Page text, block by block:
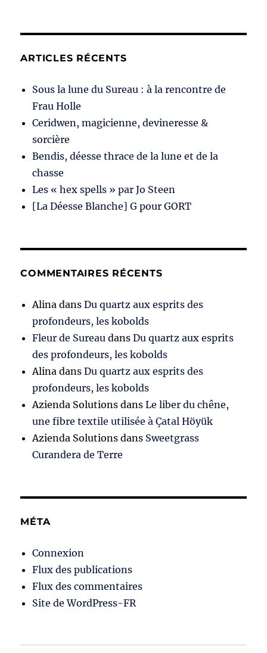
ARTICLES RÉCENTS
Sous la lune du Sureau : à la rencontre de
Frau Holle
Ceridwen, magicienne, devineresse &
sorcière
Bendis, déesse thrace de la lune et de la
chasse
Les « hex spells » par Jo Steen
[La Déesse Blanche] G pour GORT
COMMENTAIRES RÉCENTS
Alina dansDu quartz aux esprits des
profondeurs, les kobolds
Fleur de Sureau dansDu quartz aux esprits
des profondeurs, les kobolds
Alina dansDu quartz aux esprits des
profondeurs, les kobolds
Azienda Solutions dansLe liber du chêne,
une fibre textile utilisée à Çatal Höyük
Azienda Solutions dans Sweetgrass
Curandera de Terre
MÉTA
Connexion
Flux des publications
Flux des commentaires
Site de WordPress-FR